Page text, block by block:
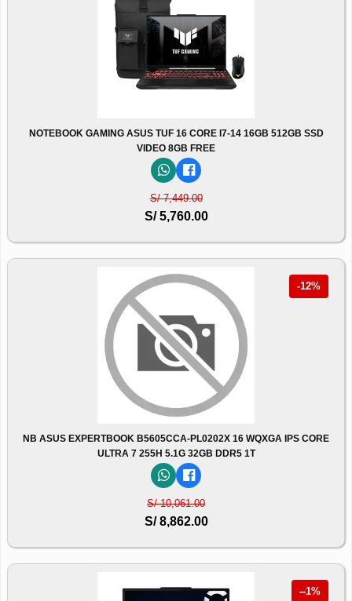
NOTEBOOK GAMING ASUS TUF 16 CORE I7-14 16GB 512GB SSD
VIDEO 8GB FREE
S/ 7,449.00
S/ 5,760.00
-12%
NB ASUS EXPERTBOOK B5605CCA-PL0202X 16 WQXGA IPS CORE
ULTRA 7 255H 5.1G 32GB DDR5 1T
S/ 10,061.00
S/ 8,862.00
--1%